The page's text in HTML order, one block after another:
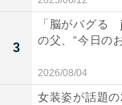
3
「脳がバグる
の父、“今日の
2026/08/04
女装姿が話題